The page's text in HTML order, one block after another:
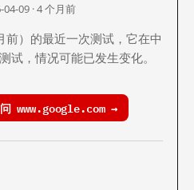
09 · 4 个月前
）的最近一次测试，它在中
试，情况可能已发生变化。
www.google.com →